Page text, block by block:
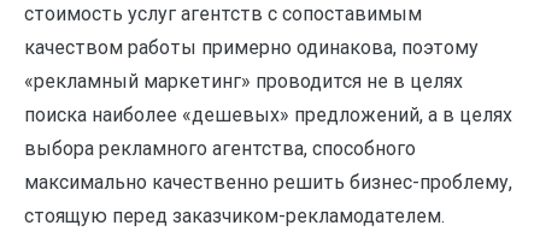
стоимость услуг агентств с сопоставимым
качеством работы примерно одинакова, поэтому
«рекламный маркетинг» проводится не в целях
поиска наиболее «дешевых» предложений, а в целях
выбора рекламного агентства, способного
максимально качественно решить бизнес-проблему,
стоящую перед заказчиком-рекламодателем.